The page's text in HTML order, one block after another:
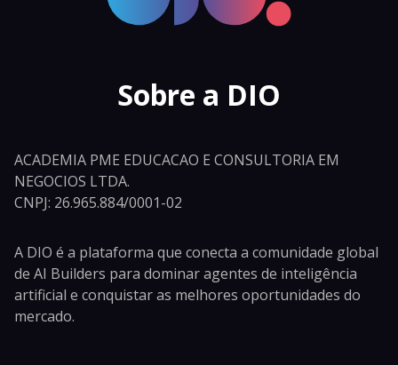
Sobre a DIO
ACADEMIA PME EDUCACAO E CONSULTORIA EM
NEGOCIOS LTDA.
CNPJ: 26.965.884/0001-02
A DIO é a plataforma que conecta a comunidade global
de AI Builders para dominar agentes de inteligência
artificial e conquistar as melhores oportunidades do
mercado.